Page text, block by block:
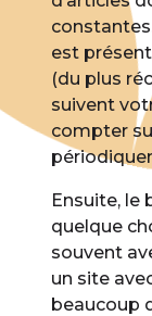
est
(du plus
suivent
compter
Ensuite, le
quelque
souvent
un site
beaucoup